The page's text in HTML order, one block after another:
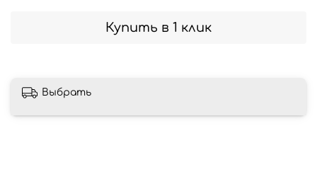
Купить в 1 клик
Выбрать